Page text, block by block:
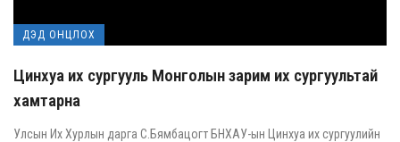
ДЭД ОНЦЛОХ
Цинхуа их сургууль Монголын зарим их сургуультай
хамтарна
Улсын Их Хурлын дарга С.Бямбацогт БНХАУ-ын Цинхуа их сургуулийн